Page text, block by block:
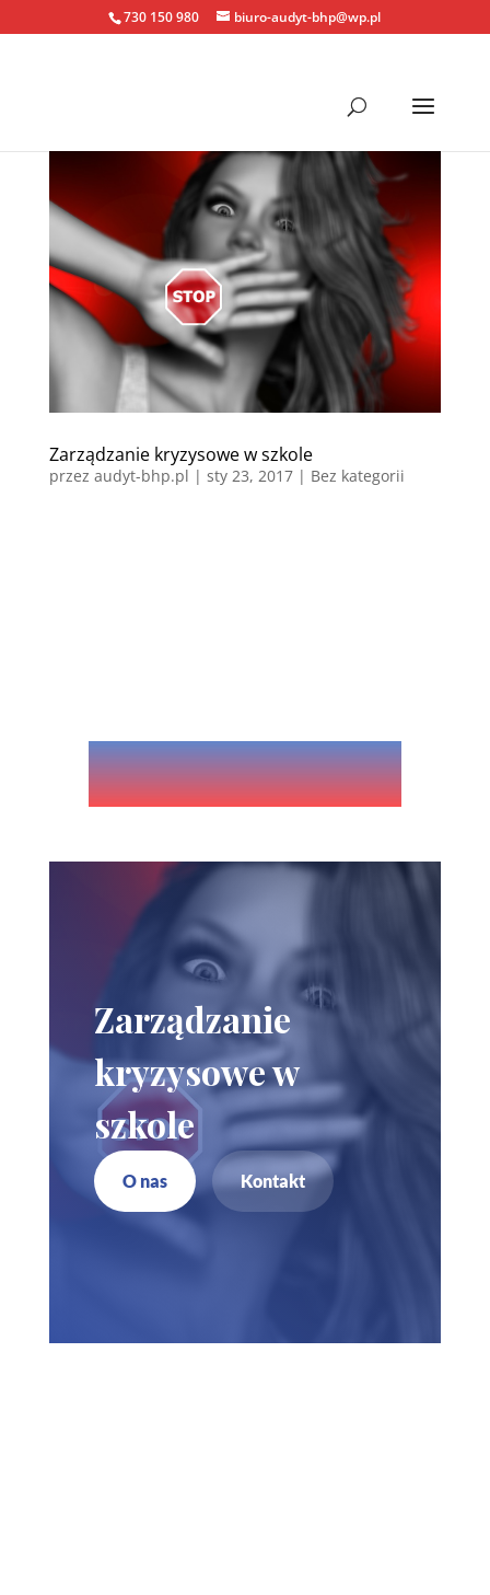
730 150 980 biuro-audyt-bhp@wp.pl
Zarządzanie kryzysowe w szkole
przez audyt-bhp.pl | sty 23, 2017| Bez kategorii
Zarządzanie
kryzysowe w
szkole
O nas Kontakt